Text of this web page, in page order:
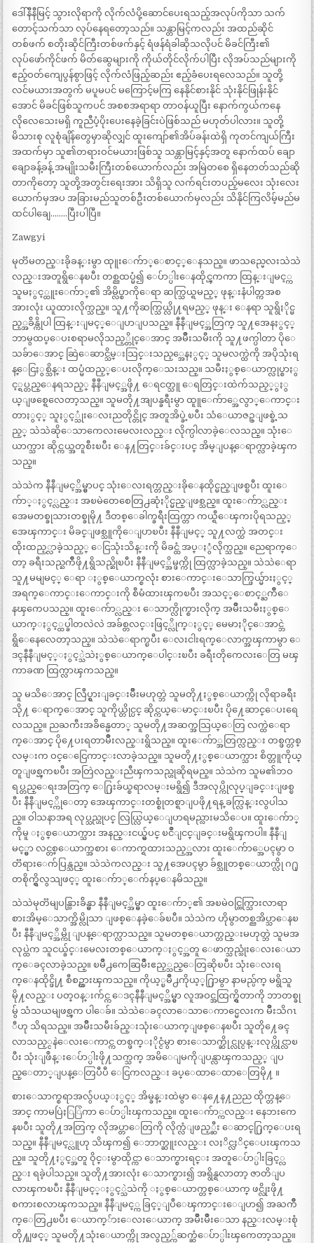
ဒေါ်နီနီမြင့် သွားလိုရာကို လိုက်လံပို့ဆောင်ပေးရသည့်အလုပ်ကိုသာ သက်
တောင့်သက်သာ လုပ်နေရတော့သည်။ သန္တာမြင့်ကလည်း အထည်ဆိုင်
တစ်ဖက် စတိုးဆိုင်ကြီးတစ်ဖက်နှင့် ရံဖန်ရံခါဆိုသလိုပင် မိခင်ကြီး၏
လုပ်ဖော်ကိုင်ဖက် မိတ်ဆွေများကို ကိုယ်တိုင်လိုက်ပါပြီး လိုအပ်သည်များကို
ဧည့်ဝတ်ကျေပွန်စွာဖြင့် လိုက်လံဖြည့်ဆည်း ဧည့်ခံပေးရလေသည်။ သူတို့
လင်မယားအတွက် မပူမပင် မကြောင့်မကြ နေနိုင်စားနိုင် သုံးနိုင်ဖြုန်းနိုင်
အောင် မိခင်ဖြစ်သူကပင် အစစအရာရာ တာဝန်ယူပြီး နောက်ကွယ်ကနေ
လိုလေသေးမရှိ ကူညီပံ့ပိုးပေးနေခဲ့ခြင်းပဲဖြစ်သည် မဟုတ်ပါလား။ သူတို့
မိသားစု လူစုံချိန်တွေမှာဆိုလျှင် ထူးကျော်၏အိပ်ခန်းထဲရှိ ကုတင်ကျယ်ကြီး
အထက်မှာ သူ၏တရားဝင်မယားဖြစ်သူ သန္တာမြင့်နှင့်အတူ နောက်ထပ် ချော
ချောခန့်ခန့် အမျိုးသမီးကြီးတစ်ယောက်လည်း အမြဲတစေ ရှိနေတတ်သည်ဆို
တာကိုတော့ သူတို့အတွင်းရေးအား သိရှိသူ လက်ရင်းတပည့်မလေး သုံးလေး
ယောက်မှအပ အခြားမည်သူတစ်ဦးတစ်ယောက်မှလည်း သိနိုင်ကြလိမ့်မည်မ
ထင်ပါချေ……..ပြီးပါပြီ။
Zawgyi
မုတၱမတည္းခိုခန္းမွာ ထုူးေက်ာ္ေစာင့္ေနသည္။ ဖာသည္မေလးသဲသဲ
လည္းအတူရွိေနၿပီး တစ္ညထပ္မံ၍ ေပ်ာ္ပါးေနထိုင္ၾကကာ ထြန္းျမင့္က
သူမႏွင့္ထူးေက်ာ္၏ အိမ္လိပ္စာကိုေရာ ဆက္သြယ္ရမည့္ ဖုန္းနံပါတ္ကအစ
အားလုံး ယူထားလိုက္သည္။ သူ႔ကိုဆက္သြယ္လို႔ရမည့္ ဖုန္း ေနရာ သူရွိႏိုင္မ
ည့္အခ်ိန္ကိုပါ ထြန္းျမင့္ေျပာျပသည္။ နီနီျမင့္အတြက္ သူ႔အေနႏွင့္
ဘာမွထပ္ေပးစရာမလိုသည့္တိုင္ေအာင္ အမ်ိဳးသမီးကို သူ႔ဖက္ပါတာ ပိုေ
သခ်ာေအာင္ ဆြဲေဆာင္သိမ္းသြင္းသည့္အေနႏွင့္ သူမလက္ထဲကို အပိုသုံးရ
န္ေငြႏွစ္သိန္း ထပ္မံထည့္ေပးလိုက္ေသးသည္။ သမီးႏွစ္ေယာက္လုပ္စာႏွ
င့္ရပ္တည္ေနရသည့္ နီနီျမင့္အဖို႔ ေရငတ္သူ ေရတြင္းထဲက်သည့္ွႏွ
ယ္ျဖစ္ရေလေတာ့သည္။ သူမတို႔အျပန္ခရီးမွာ ထူူေက်ာ္အေလွာ္ေကာင္း
တာႏွင့္ သူႏွင့္သုံးေလးညတိုင္တိုင္ အတူအိပ္ခဲ့ၿပီး သံေယာဇဥ္ျဖစ္ခဲ့သ
ည့္ သဲသဲဆိုေသာကေလးမေလးလည္း လိုက္ပါလာခဲ့ေလသည္။ သုံးေ
ယာက္သား ဆိုင္ကယ္အတူစီးၿပီး ေန႔တြင္းခ်င္းပင္ အိမ္ျပန္ေရာက္လာခဲ့ၾက
သည္။
သဲသဲက နီနီျမင့္အိမ္မွာပင္ သုံးေလးရက္တည္းခိုေနထိုင္မည္ျဖစ္ၿပီး ထူးေ
က်ာ္ႏွင့္လည္း အၿမဲတေစေတြ႕ဆုံႏိုင္မည္ျဖစ္သည္။ ထူးေက်ာ္လည္း
အေမတစ္ခုသားတစ္ခုမို႔ ဒီတစ္ေခါက္ခရီးထြက္တာ ကယ္ရီေၾကးပိုရသည့္
အေၾကာင္း မိခင္ျဖစ္သူကိုေျပာၿပီး နီနီျမင့္ သူ႔လက္ထဲ အတင္း
ထိုးထည့္လာခဲ့သည့္ ေငြသုံးသိန္းကို မိခင္ထံ အပ္ႏွံလိုက္သည္။ ညေရာက္ေ
တာ့ ခရီးသည္ႀကိဳဖို႔ရွိသည္ဆိုၿပီး နီနီျမင့္အိမ္ဖက္ကို ထြက္လာခဲ့သည္။ သဲသဲေရာ
သူ႔မမျမင့္ ေရာ ႏွစ္ေယာက္စလုံး စားေကာင္းေသာက္ဖြယ္မ်ားႏွင့္
အရက္ေကာင္းေကာင္းကို စီမံထားၾကၿပီး အသင့္ေစာင့္ႀကိဳေ
နၾကေပသည္။ ထူးေက်ာ္လည္း ေသာက္လိုက္စားလိုက္ အမ်ိဳးသမီးႏွစ္ေ
ယာက္ႏွင့္ထပ္ခါတလဲလဲ အခ်စ္တလင္းဖြင့္လိုက္ႏွင့္ မေမာႏိုင္ေအာင္ဘဲ
ရွိေနေလေတာ့သည္။ သဲသဲေရာက္ၿပီး ေလးငါးရက္ေလာက္အၾကာမွာ ေ
ဒၚနီနီျမင့္ႏွင့္သဲသဲႏွစ္ေယာက္ေပါင္းၿပီး ခရီးတိုကေလးေတြ မၾ
ကာခဏ ထြက္လာၾကသည္။
သူ မသိေအာင္ လြဳပ္ရွားျခင္းမ်ိဳးမဟုတ္ဘဲ သူမတို႔ႏွစ္ေယာက္ကို လိုရာခရီး
သို႔ ေရာက္ေအာင္ သူကိုယ္တိုင္ပင္ ဆိုင္ကယ္ေမာင္းၿပီး ပို႔ေဆာင္ေပးရေ
လသည္။ ညႀကီးအခ်ိန္မေတာ္ သူမတို႔အဆက္အသြယ္ေတြ လက္ထဲေရာ
က္ေအာင္ ပို႔ေပးရတာမ်ိဳးလည္းရွိသည္။ ထူးေက်ာ္အတြက္လည္း တစ္ဖက္တစ္
လမ္းက ဝင္ေငြေကာင္းလာခဲ့သည္။ သူမတို႔ႏွစ္ေယာက္သား စိတ္တူကိုယ္
တူျဖစ္ၾကၿပီး အတြဲလည္းညီၾကသည္ဟုဆိုရမည္။ သဲသဲက သူမ၏ဘဝ
ရပ္တည္ေရးအတြက္ ေ႐ြးခ်ယ္စရာလမ္းမရွိ၍ ဒီအလုပ္ကိုလုပ္ျခင္းျဖစ္ၿ
ပီး နီနီျမင့္ကိုေတာ့ အေၾကာင္းတစ္စုံတစ္ရာျပဖို႔ရန္ ခက္လြန္းလွပါသ
ည္။ ဝါသနာအရ လုပ္သည္ဟုပင္ လြယ္လြယ္ေျပာရမည္လားမသိေပ။ ထူးေက်ာ္
ကိုမူ ႏွစ္ေယာက္သား အနည္းငယ္မွ်ပင္ ၿငိဳျငင္ျခင္းမရွိၾကပါ။ နီနီျ
မင့္မွာ လင္တစ္ေယာက္အစား ေကာက္ရထားသည့္အလား ထူးေက်ာ္အေပၚမွာ ဝ
တၱရားေက်ပြန္သည္။ သဲသဲကလည္း သူ႔အေပၚမွာ ခ်စ္သူတစ္ေယာက္လို ဂ႐ု
တစိုက္ရွိလွသျဖင့္ ထူးေက်ာ္ေက်နပ္ေနမိသည္။
သဲသဲမုတၱမျပန္သြားခ်ိန္မွာ နီနီျမင့္အိမ္မွာ ထူးေက်ာ္၏ အၿမဲဝင္ထြက္သြားလာရာ
စားအိမ္ေသာက္အိမ္လိုသာ ျဖစ္ေနခဲ့ေခ်ၿပီ။ သဲသဲက ဟိုမွာတစ္ညအိပ္သာေနၿ
ပီး နီနီျမင့္အိမ္ကို ျပန္ေရာက္လာသည္။ သူမတစ္ေယာက္တည္းမဟုတ္ဘဲ သူမအ
လုပ္ထဲက သူငယ္ခ်င္းမေလးတစ္ေယာက္ႏွင့္အတူ ေဖာက္သည္သုံးေလးေယာ
က္ေခၚလာခဲ့သည္။ ၿမိဳ႕ကေဆြမ်ိဳးဧည့္သည္ေတြဆိုၿပီး သုံးေလးရ
က္ေနထိုင္ဖို႔ စီစဥ္ထားၾကသည္။ ကိုယ့္ၿမိဳ႕ကိုယ့္႐ြာမွာ နာမည္ပ်က္ မရွိသူ
မို႔လည္း ပတ္ဝန္းက်င္က ေဒၚနီနီျမင့္အိမ္မွာ လူအဝင္အထြက္ရွိတာကို ဘာတစ္ခု
မွ် သံသယမျဖစ္ၾက ပါေခ်။ သဲသဲေခၚလာေသာေကာင္မေလးက မ်ိဳးသိဂၤ
ီဟု သိရသည္။ အမ်ိဳးသမီးခ်ည္းသုံးေယာက္ျဖစ္ေနၿပီး သူတို႔ေခၚ
လာသည့္ငနဲေလးေကာင္က တစ္ဖက္ႏိုင္ငံမွာ စားေသာက္ဆိုင္လုပ္ငန္းလုပ္ကိုင္လာၿ
ပီး သုံးျဖဳန္းေပ်ာ္ပါးဖို႔သက္သက္ အမိေျမကိုျပန္လာၾကသည့္ ျပ
ည္ေတာ္ျပန္ေတြပီပီ ေငြကလည္း ခပ္ေထာေထာေတြမို႔ ။
စားေသာက္စရာအလွ်ံပယ္ႏွင့္ အိမ္ခန္းထဲမွာ ေန႔ေန႔ညည ထိုက္တန္ေ
အာင္ ကာမပြဲႏြြဲကာ ေပ်ာ္ပါးၾကသည္။ ထူးေက်ာ္ကလည္း နေဘးကေ
နၿပီး သူတို႔အတြက္ လိုအပ္တာေတြကို လိုက္လံျဖည့္ဆီး ေဆာင္႐ြက္ေပးရ
သည္။ နီနီျမင့္လူဟု သိၾက၍ ေဘာက္ဆူးလည္း လႈိင္လႈိင္ေပးၾကသ
ည္။ သူတို႔ႏွင့္အတူ ဝိုင္းမွာထိုင္ကာ ေသာက္စားရင္း အတူေပ်ာ္ပါးခြင့္လ
ည္း ရခဲ့ပါသည္။ သူတို႔အားလုံး ေသာက္စား၍ အရွိန္ရလာတာ့ ဇာတိျပ
လာၾကၿပီး နီနီျမင့္ႏွင့္သဲသဲကို ႏွစ္ေယာက္တစ္ေယာက္ ဖင္လိုးဖို႔
စကားစလာၾကသည္။ နီနီျမင့္က ခြင့္ျပဳေၾကာင္းေျပာ၍ အႀကိဳ
က္ေတြ႕ၿပီး ေယာက္်ားေလးေယာက္ အမ်ိဳးမ်ိဳးေသာ နည္းလမ္းစုံ
တို႔ျဖင့္ သူမတို႔သုံးေယာက္ကို အလွည့္က်ဆက္ဆံေပ်ာ္ပါးၾကေတာ့သည္။